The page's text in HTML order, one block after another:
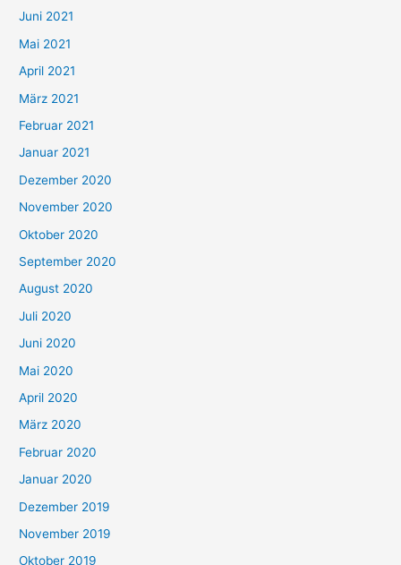
c
h
:
Juni 2021
Mai 2021
April 2021
März 2021
Februar 2021
Januar 2021
Dezember 2020
November 2020
Oktober 2020
September 2020
August 2020
Juli 2020
Juni 2020
Mai 2020
April 2020
März 2020
Februar 2020
Januar 2020
Dezember 2019
November 2019
Oktober 2019